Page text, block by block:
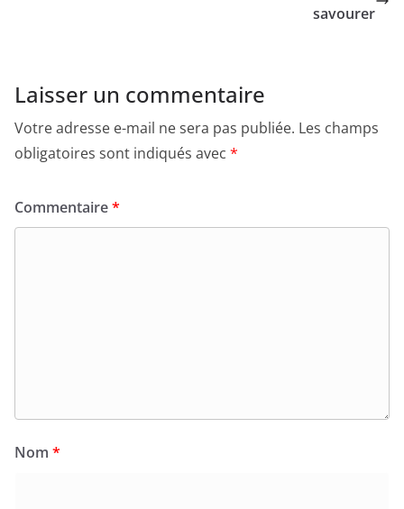
savourer
Laisser un commentaire
Votre adresse e-mail ne sera pas publiée. Les champs
obligatoires sont indiqués avec *
Commentaire*
Nom *